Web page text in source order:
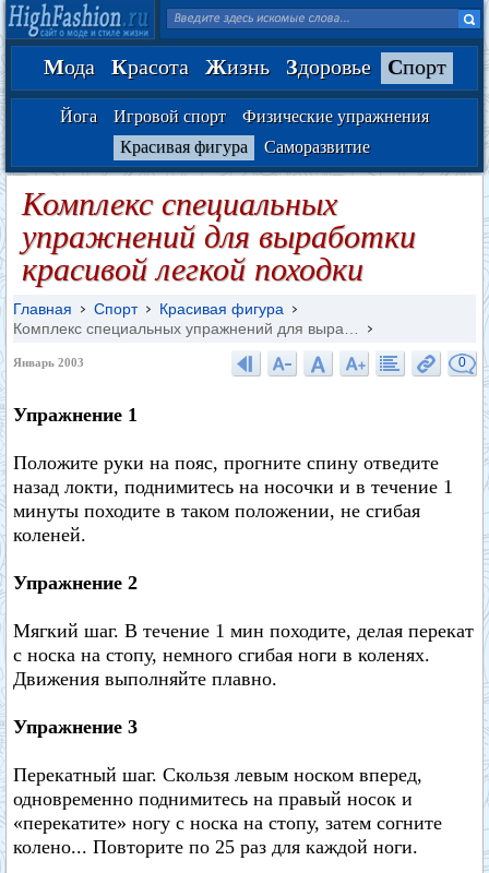
Мода Красота Жизнь Здоровье Спорт
Йога Игровой спорт
Физические упражнения
Красивая фигура
Саморазвитие
Комплекс специальных
упражнений для выработки
красивой легкой походки
Главная Спорт
Красивая фигура
Комплекс специальных упражнений для выра…
Январь 2003 0
Упражнение 1
Положите руки на пояс, прогните спину отведите
назад локти, поднимитесь на носочки и в течение 1
минуты походите в таком положении, не сгибая
коленей.
Упражнение 2
Мягкий шаг. В течение 1 мин походите, делая перекат
с носка на стопу, немного сгибая ноги в коленях.
Движения выполняйте плавно.
Упражнение 3
Перекатный шаг. Скользя левым носком вперед,
одновременно поднимитесь на правый носок и
«перекатите» ногу с носка на стопу, затем согните
колено... Повторите по 25 раз для каждой ноги.